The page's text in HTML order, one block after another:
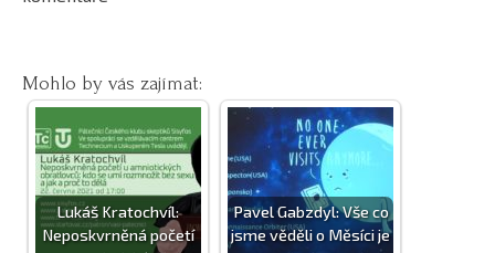
Mohlo by vás zajímat:
Lukáš Kratochvíl:
Neposkvrněná početí
Pavel Gabzdyl: Vše co
jsme věděli o Měsíci je